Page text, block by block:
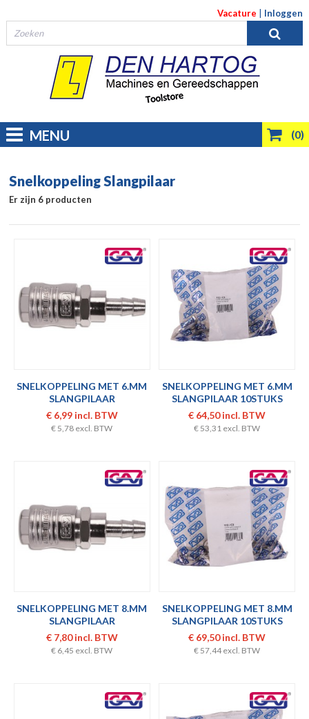
Vacature Inloggen
(0)
MENU
Snelkoppeling Slangpilaar
Er zijn 6 producten
SNELKOPPELING MET 6.MM
SLANGPILAAR
€ 6,99 incl. BTW
€ 5,78 excl. BTW
SNELKOPPELING MET 6.MM
SLANGPILAAR 10STUKS
€ 64,50 incl. BTW
€ 53,31 excl. BTW
SNELKOPPELING MET 8.MM
SLANGPILAAR
€ 7,80 incl. BTW
€ 6,45 excl. BTW
SNELKOPPELING MET 8.MM
SLANGPILAAR 10STUKS
€ 69,50 incl. BTW
€ 57,44 excl. BTW